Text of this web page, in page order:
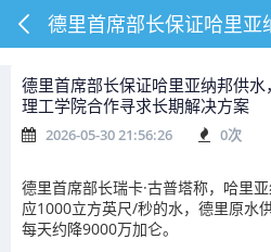
德里首席部长保证哈里亚纳邦供
理工学院合作寻求长期解决方案
2026-05-30 21:56:26 0次
德里首席部长瑞卡·古普塔称，哈里
应1000立方英尺/秒的水，德里原水
每天约降9000万加仑。